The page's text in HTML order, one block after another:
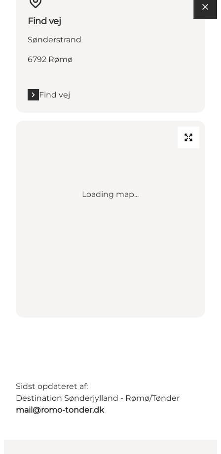
Find vej
Sønderstrand
6792 Rømø
Find vej
Loading map...
Sidst opdateret af:
Destination Sønderjylland - Rømø/Tønder
mail@romo-tonder.dk